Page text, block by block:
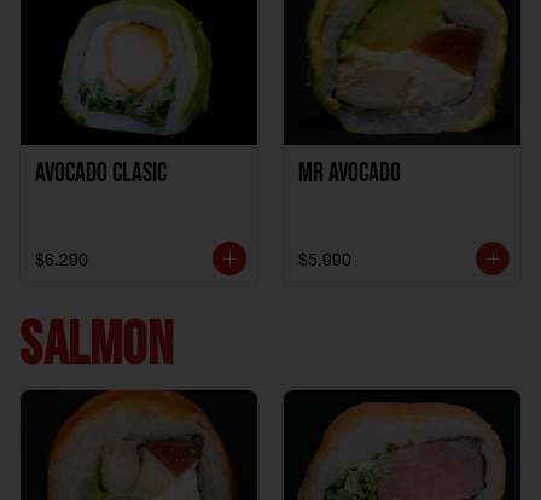
Avocado clasic
$6.290
Mr Avocado
$5.990
SALMON